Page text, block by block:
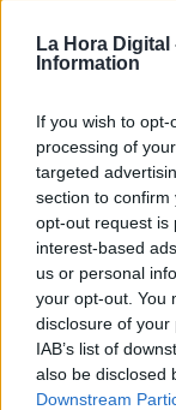
La Hora Digital
Information
If you wish to
processing of
targeted
section to
opt-out request is
interest-based
us or personal
your opt-out. You
disclosure of
IAB’s list of
also be disclosed
Downstream
hoteles de
Todo
19. La
aproximación
en el lugar de
más
ciudad sean
el
los grupos de
fin. Son el
calidad
OTROS